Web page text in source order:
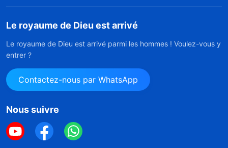
Le royaume de Dieu est arrivé
Le royaume de Dieu est arrivé parmi les hommes ! Voulez-vous y
entrer ?
Contactez-nous par WhatsApp
Nous suivre